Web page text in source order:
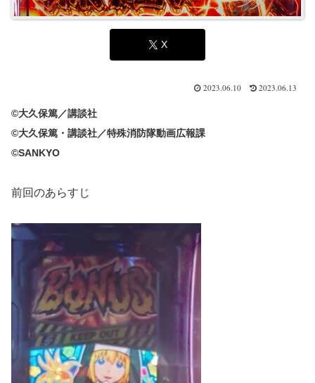
X
2023.06.10 2023.06.13
©大久保篤／講談社
©大久保篤・講談社／特殊消防隊動画広報課
©SANKYO
前回のあらすじ